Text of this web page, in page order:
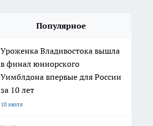
Популярное
Уроженка Владивостока вышла
в финал юниорского
Уимблдона впервые для России
за 10 лет
10 июля